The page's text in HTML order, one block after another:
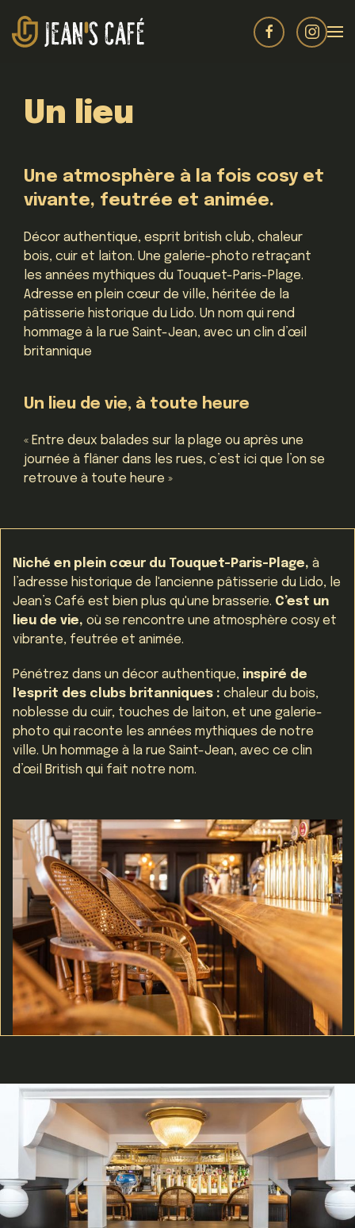
Un lieu
Une atmosphère à la fois cosy et
vivante, feutrée et animée.
Décor authentique, esprit british club, chaleur
bois, cuir et laiton. Une galerie-photo retraçant
les années mythiques du Touquet-Paris-Plage.
Adresse en plein cœur de ville, héritée de la
pâtisserie historique du Lido. Un nom qui rend
hommage à la rue Saint-Jean, avec un clin d’œil
britannique
Un lieu de vie, à toute heure
« Entre deux balades sur la plage ou après une
journée à flâner dans les rues, c’est ici que l’on se
retrouve à toute heure »
Niché en plein cœur du Touquet-Paris-Plage, à
l’adresse historique de l'ancienne pâtisserie du Lido, le
Jean’s Café est bien plus qu'une brasserie. C’est un
lieu de vie, où se rencontre une atmosphère cosy et
vibrante, feutrée et animée.
Pénétrez dans un décor authentique, inspiré de
l'esprit des clubs britanniques : chaleur du bois,
noblesse du cuir, touches de laiton, et une galerie-
photo qui raconte les années mythiques de notre
ville. Un hommage à la rue Saint-Jean, avec ce clin
d’œil British qui fait notre nom.